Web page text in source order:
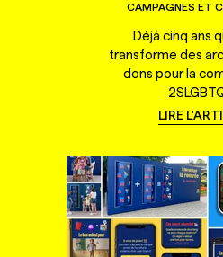
CAMPAGNES ET
Déjà cinq ans
transforme des
dons pour la
LIRE